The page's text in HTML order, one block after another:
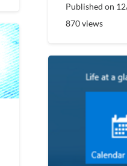
Published on
870views